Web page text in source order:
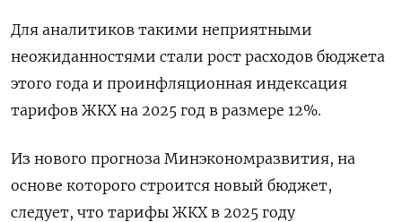
Для аналитиков такими неприятными
неожиданностями стали рост расходов бюджета
этого года и проинфляционная индексация
тарифов ЖКХ на 2025 год в размере 12%.
Из нового прогноза Минэкономразвития, на
основе которого строится новый бюджет,
следует, что тарифы ЖКХ в 2025 году